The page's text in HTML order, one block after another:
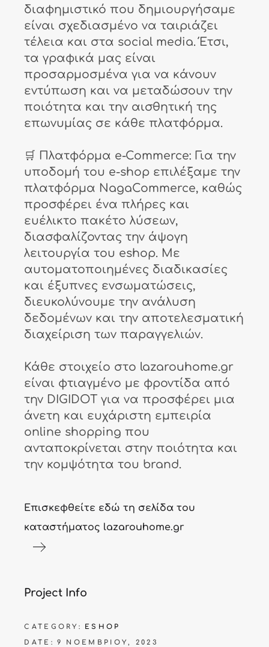
διαφημιστικό που δημιουργήσαμε
είναι σχεδιασμένο να ταιριάζει
τέλεια και στα social media. Έτσι,
τα γραφικά μας είναι
προσαρμοσμένα για να κάνουν
εντύπωση και να μεταδώσουν την
ποιότητα και την αισθητική της
επωνυμίας σε κάθε πλατφόρμα.
🛒 Πλατφόρμα e-Commerce: Για την
υποδομή του e-shop επιλέξαμε την
πλατφόρμα NagaCommerce, καθώς
προσφέρει ένα πλήρες και
ευέλικτο πακέτο λύσεων,
διασφαλίζοντας την άψογη
λειτουργία του eshop. Με
αυτοματοποιημένες διαδικασίες
και έξυπνες ενσωματώσεις,
διευκολύνουμε την ανάλυση
δεδομένων και την αποτελεσματική
διαχείριση των παραγγελιών.
Κάθε στοιχείο στο lazarouhome.gr
είναι φτιαγμένο με φροντίδα από
την DIGIDOT για να προσφέρει μια
άνετη και ευχάριστη εμπειρία
online shopping που
ανταποκρίνεται στην ποιότητα και
την κομψότητα του brand.
Επισκεφθείτε εδώ τη σελίδα του
καταστήματος lazarouhome.gr
Project Info
CATEGORY:
ESHOP
DATE:
9 ΝΟΕΜΒΡΊΟΥ, 2023